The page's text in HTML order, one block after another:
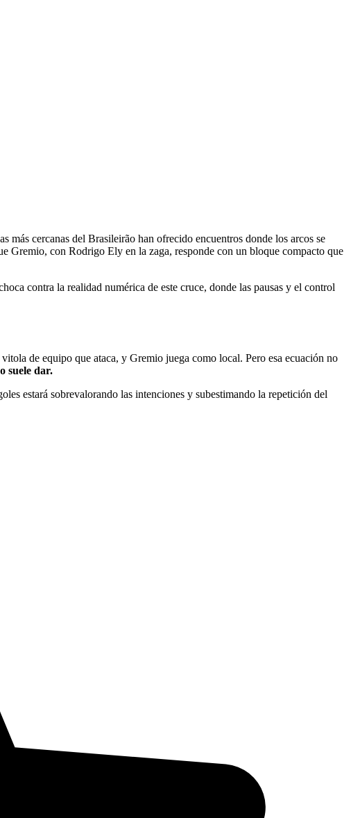
más cercanas del Brasileirão han ofrecido encuentros donde los arcos se
Gremio, con Rodrigo Ely en la zaga, responde con un bloque compacto que
contra la realidad numérica de este cruce, donde las pausas y el control
de equipo que ataca, y Gremio juega como local. Pero esa ecuación no
suele dar.
estará sobrevalorando las intenciones y subestimando la repetición del